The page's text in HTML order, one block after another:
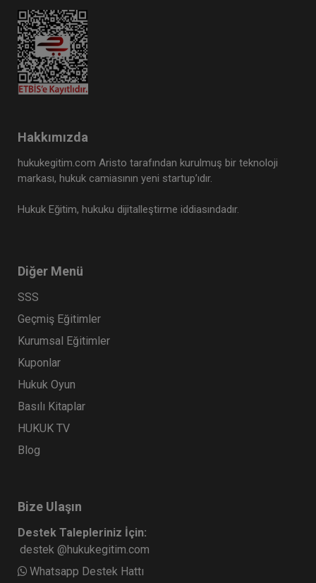
Hakkımızda
hukukegitim.com Aristo tarafından kurulmuş bir teknoloji
markası, hukuk camiasının yeni startup’ıdır.
Hukuk Eğitim, hukuku dijitalleştirme iddiasındadır.
Diğer Menü
SSS
Geçmiş Eğitimler
Kurumsal Eğitimler
Kuponlar
Hukuk Oyun
Basılı Kitaplar
HUKUK TV
Blog
Bize Ulaşın
Destek Talepleriniz İçin:
destek @hukukegitim.com
Whatsapp Destek Hattı